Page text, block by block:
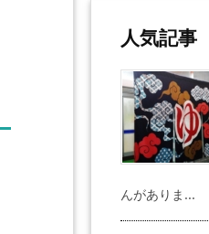
人気記事
んがありま...